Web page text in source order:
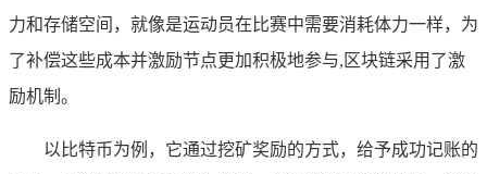
力和存储空间，就像是运动员在比赛中需要消耗体力一样，为
了补偿这些成本并激励节点更加积极地参与,区块链采用了激
励机制。
以比特币为例，它通过挖矿奖励的方式，给予成功记账的